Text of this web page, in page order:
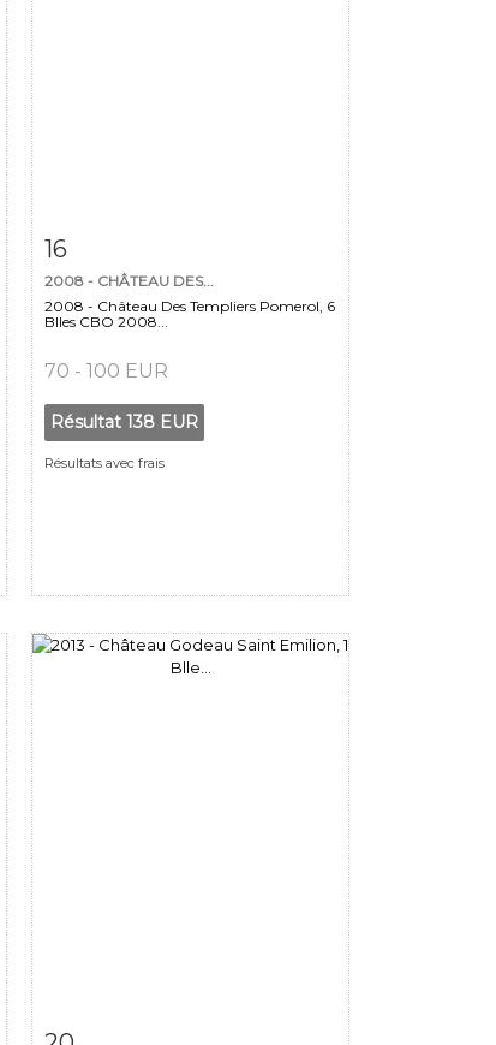
Fiche détaillée
16
2008 - CHÂTEAU DES...
2008 - Château Des Templiers Pomerol, 6
Blles CBO 2008...
70 - 100 EUR
Résultat 138 EUR
Résultats avec frais
Fiche détaillée